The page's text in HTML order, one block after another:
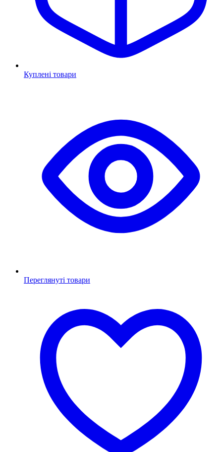
Куплені товари
Переглянуті товари